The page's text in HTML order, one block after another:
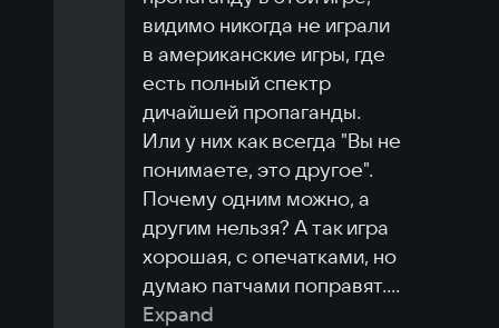
видимо никогда не играли
в американские игры, где
есть полный спектр
дичайшей пропаганды.
Или у них как всегда "Вы не
понимаете, это другое".
Почему одним можно, а
другим нельзя? А так игра
хорошая, с опечатками, но
думаю патчами поправят....
Expand